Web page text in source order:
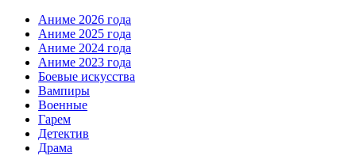
Аниме 2026 года
Аниме 2025 года
Аниме 2024 года
Аниме 2023 года
Боевые искусства
Вампиры
Военные
Гарем
Детектив
Драма